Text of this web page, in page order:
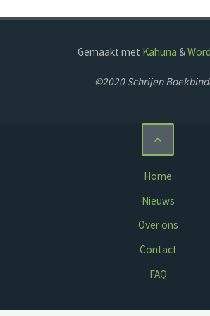
Gemaakt met Kahuna &
©2020 Schrijen
Home
Nieuws
Over ons
Contact
FAQ